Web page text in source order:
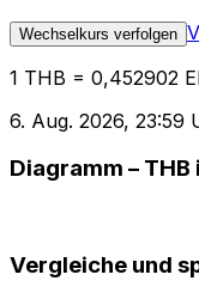
Wechselkurs verfolgen
1 THB = 0,452902
6. Aug. 2026, 23:59
Diagramm – THB
Vergleiche und